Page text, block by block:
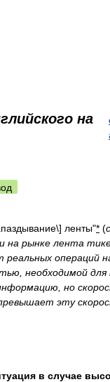
на
ленты"* (
на рынке лента
операций
необходимой
но
эту
в случае